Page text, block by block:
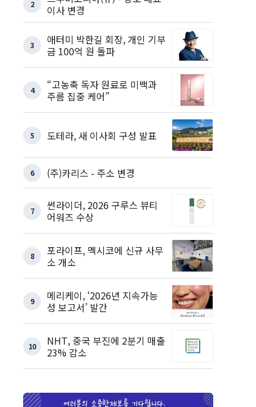
2
이사 변경
3
애터미 박한길 회장, 개인 기부
금 100억 원 돌파
4
“고농축 독자 원료로 미백과
주름 집중 케어”
5 도테라, 새 이사회 구성 발표
6 (주)카리스 - 주소 변경
7
썬라이더, 2026 구루스 뷰티
어워즈 수상
8
포라이프, 멕시코에 신규 사무
소 개소
9
메리케이, ‘2026년 지속가능
성 보고서’ 발간
10
NHT, 중국 부진에 2분기 매출
23% 감소